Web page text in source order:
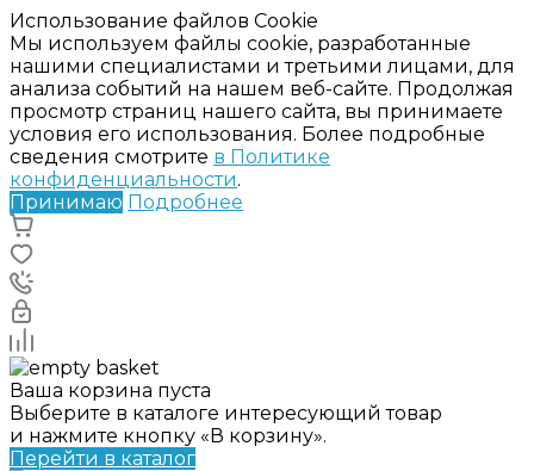
Использование файлов Cookie
Мы используем файлы cookie, разработанные
нашими специалистами и третьими лицами, для
анализа событий на нашем веб-сайте. Продолжая
просмотр страниц нашего сайта, вы принимаете
условия его использования. Более подробные
сведения смотрите в Политике
конфиденциальности.
Принимаю Подробнее
Ваша корзина пуста
Выберите в каталоге интересующий товар
и нажмите кнопку «В корзину».
Перейти в каталог